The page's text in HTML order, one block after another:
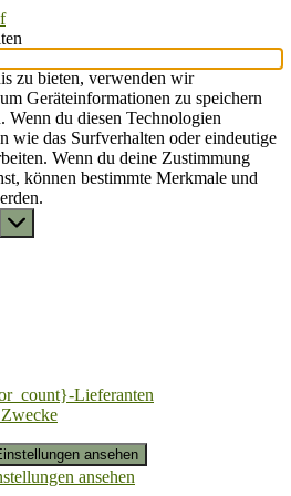
zu bieten, verwenden wir
Geräteinformationen zu speichern
Wenn du diesen Technologien
wie das Surfverhalten oder eindeutige
Wenn du deine Zustimmung
können bestimmte Merkmale und
Lieferanten
ansehen
ansehen